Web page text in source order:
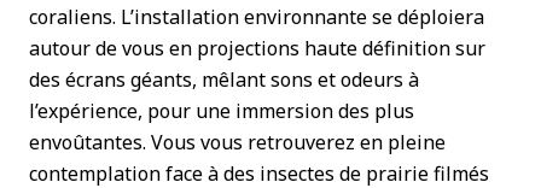
coraliens. L’installation environnante se déploiera
autour de vous en projections haute définition sur
des écrans géants, mêlant sons et odeurs à
l’expérience, pour une immersion des plus
envoûtantes. Vous vous retrouverez en pleine
contemplation face à des insectes de prairie filmés